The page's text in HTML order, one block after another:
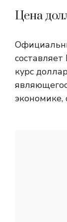
Цена
курс
экономике,